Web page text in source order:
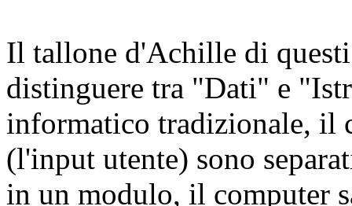
Il tallone d'Achille di
distinguere tra "Dati" e
informatico tradizionale, il
(l'input utente) sono
in un modulo, il computer